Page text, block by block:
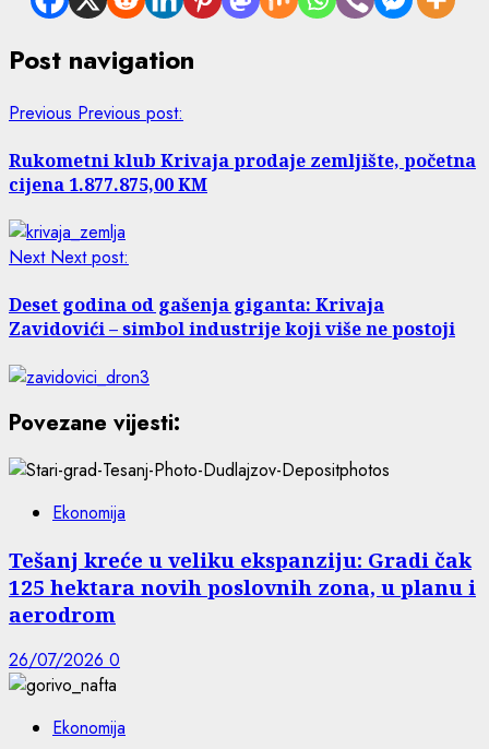
Post navigation
Previous Previous post:
Rukometni klub Krivaja prodaje zemljište, početna
cijena 1.877.875,00 KM
Next Next post:
Deset godina od gašenja giganta: Krivaja
Zavidovići – simbol industrije koji više ne postoji
Povezane vijesti:
Ekonomija
Tešanj kreće u veliku ekspanziju: Gradi čak
125 hektara novih poslovnih zona, u planu i
aerodrom
26/07/2026 0
Ekonomija